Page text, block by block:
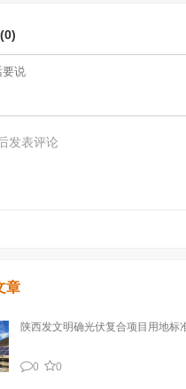
发表评论
章
陕西发文明确光伏复合项目用地标
0 0